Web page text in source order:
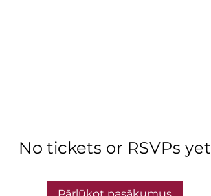
No tickets or RSVPs yet
Pārlūkot pasākumus